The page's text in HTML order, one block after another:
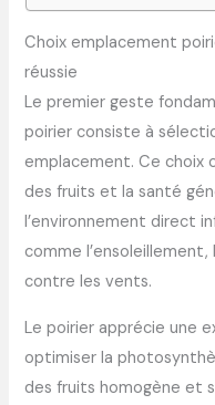
Choix emplacement
réussie
Le premier geste
poirier consiste à
emplacement. Ce choix
des fruits et la santé
l’environnement direct
comme
contre les vents.
Le poirier apprécie une
optimiser la
des fruits homogène et